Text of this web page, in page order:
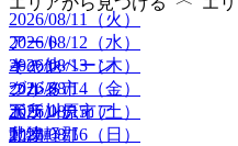
2026/08/11（火）
2026/08/12（水）
2026/08/13（木）
2026/08/14（金）
2026/08/15（土）
2026/08/16（日）
アート
キャンペーン
グルメ
ボランティア
動物
その他
つがる市
五所川原市
北津軽郡